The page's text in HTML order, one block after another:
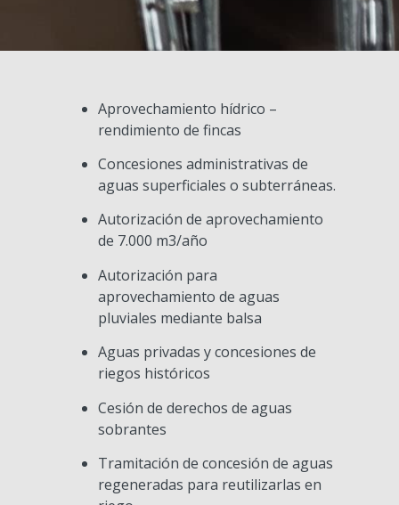
Aprovechamiento hídrico –
rendimiento de fincas
Concesiones administrativas de
aguas superficiales o subterráneas.
Autorización de aprovechamiento
de 7.000 m3/año
Autorización para
aprovechamiento de aguas
pluviales mediante balsa
Aguas privadas y concesiones de
riegos históricos
Cesión de derechos de aguas
sobrantes
Tramitación de concesión de aguas
regeneradas para reutilizarlas en